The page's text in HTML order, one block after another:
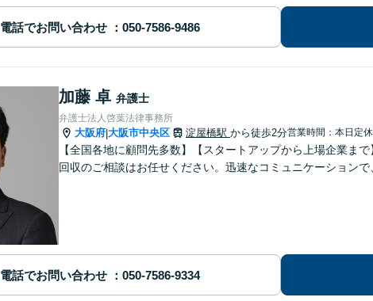
電話でお問い合わせ
加藤 卓 弁護士
弁護士法人啓葉法律事務所
大阪府|大阪市中央区 淀屋橋駅 から徒歩2分営業時間：本日定休
【全国各地に顧問先多数】【スタートアップから上場企業ま
回収のご相談はお任せください。迅速なコミュニケーション
電話でお問い合わせ